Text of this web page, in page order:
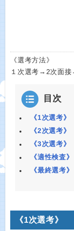
《選考方法》
１次選考→2次面
目次
《1次選考》
《2次選考》
《3次選考》
《適性検査》
《最終選考》
《1次選考》